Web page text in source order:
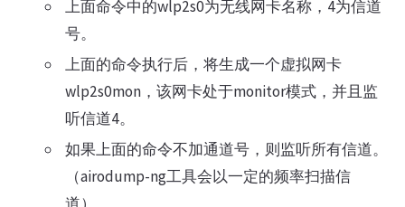
上面命令中的wlp2s0为无线网卡名称，4为信道
号。
上面的命令执行后，将生成一个虚拟网卡
wlp2s0mon，该网卡处于monitor模式，并且监
听信道4。
如果上面的命令不加通道号，则监听所有信道。
（airodump-ng工具会以一定的频率扫描信